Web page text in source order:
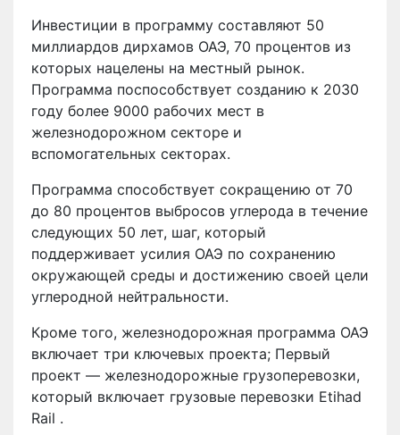
Инвестиции в программу составляют 50
миллиардов дирхамов ОАЭ, 70 процентов из
которых нацелены на местный рынок.
Программа поспособствует созданию к 2030
году более 9000 рабочих мест в
железнодорожном секторе и
вспомогательных секторах.
Программа способствует сокращению от 70
до 80 процентов выбросов углерода в течение
следующих 50 лет, шаг, который
поддерживает усилия ОАЭ по сохранению
окружающей среды и достижению своей цели
углеродной нейтральности.
Кроме того, железнодорожная программа ОАЭ
включает три ключевых проекта; Первый
проект — железнодорожные грузоперевозки,
который включает грузовые перевозки Etihad
Rail .